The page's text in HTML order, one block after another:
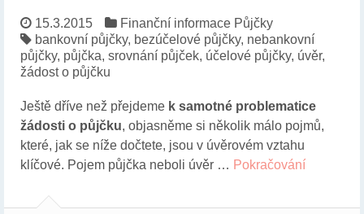
15.3.2015 Finanční informace Půjčky
bankovní půjčky, bezúčelové půjčky, nebankovní
půjčky, půjčka, srovnání půjček, účelové půjčky, úvěr,
žádost o půjčku
Ještě dříve než přejdeme k samotné problematice
žádosti o půjčku, objasněme si několik málo pojmů,
které, jak se níže dočtete, jsou v úvěrovém vztahu
klíčové. Pojem půjčka neboli úvěr … Pokračování